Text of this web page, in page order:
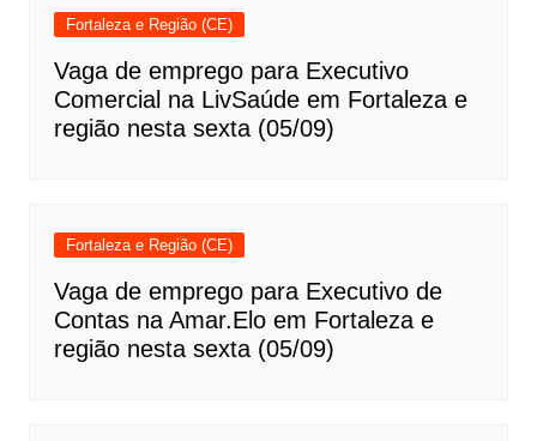
Fortaleza e Região (CE)
Vaga de emprego para Executivo
Comercial na LivSaúde em Fortaleza e
região nesta sexta (05/09)
Fortaleza e Região (CE)
Vaga de emprego para Executivo de
Contas na Amar.Elo em Fortaleza e
região nesta sexta (05/09)